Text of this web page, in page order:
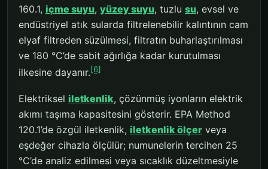
160.1, içme suyu, yüzey suyu, tuzlu su, evsel ve
endüstriyel atık sularda filtrelenebilir kalıntının cam
elyaf filtreden süzülmesi, filtratın buharlaştırılması
ve 180 °C’de sabit ağırlığa kadar kurutulması
ilkesine dayanır.[6]
Elektriksel iletkenlik, çözünmüş iyonların elektrik
akımı taşıma kapasitesini gösterir. EPA Method
120.1’de özgül iletkenlik, iletkenlik ölçer veya
eşdeğer cihazla ölçülür; numunelerin tercihen 25
°C’de analiz edilmesi veya sıcaklık düzeltmesiyle